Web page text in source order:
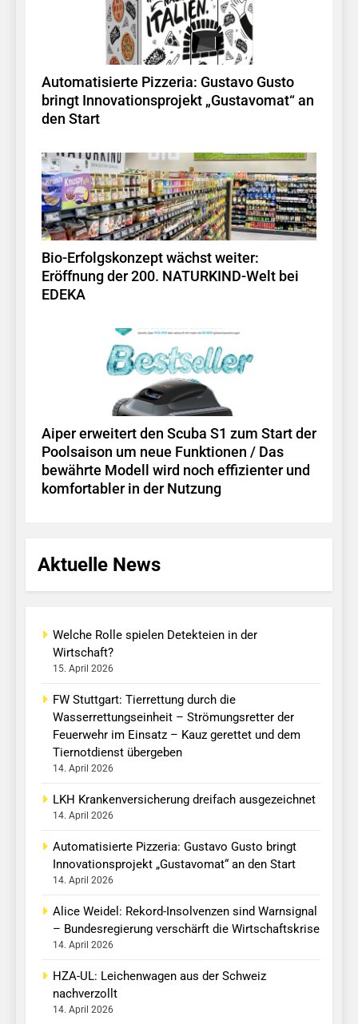
Automatisierte Pizzeria: Gustavo Gusto
bringt Innovationsprojekt „Gustavomat“ an
den Start
Bio-Erfolgskonzept wächst weiter:
Eröffnung der 200. NATURKIND-Welt bei
EDEKA
Aiper erweitert den Scuba S1 zum Start der
Poolsaison um neue Funktionen / Das
bewährte Modell wird noch effizienter und
komfortabler in der Nutzung
Aktuelle News
Welche Rolle spielen Detekteien in der
Wirtschaft?
15. April 2026
FW Stuttgart: Tierrettung durch die
Wasserrettungseinheit – Strömungsretter der
Feuerwehr im Einsatz – Kauz gerettet und dem
Tiernotdienst übergeben
14. April 2026
LKH Krankenversicherung dreifach ausgezeichnet
14. April 2026
Automatisierte Pizzeria: Gustavo Gusto bringt
Innovationsprojekt „Gustavomat“ an den Start
14. April 2026
Alice Weidel: Rekord-Insolvenzen sind Warnsignal
– Bundesregierung verschärft die Wirtschaftskrise
14. April 2026
HZA-UL: Leichenwagen aus der Schweiz
nachverzollt
14. April 2026